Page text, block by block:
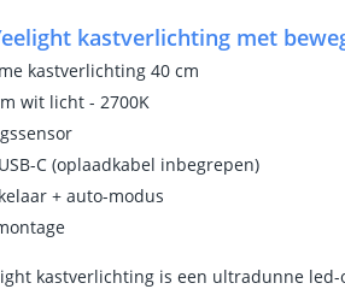
kastverlichting met
kastverlichting 40 cm
wit licht - 2700K
C (oplaadkabel inbegrepen)
+ auto-modus
kastverlichting is een ultradunne